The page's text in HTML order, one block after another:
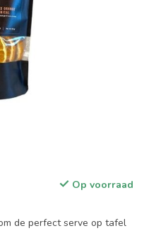
Op voorraad
de perfect serve op tafel